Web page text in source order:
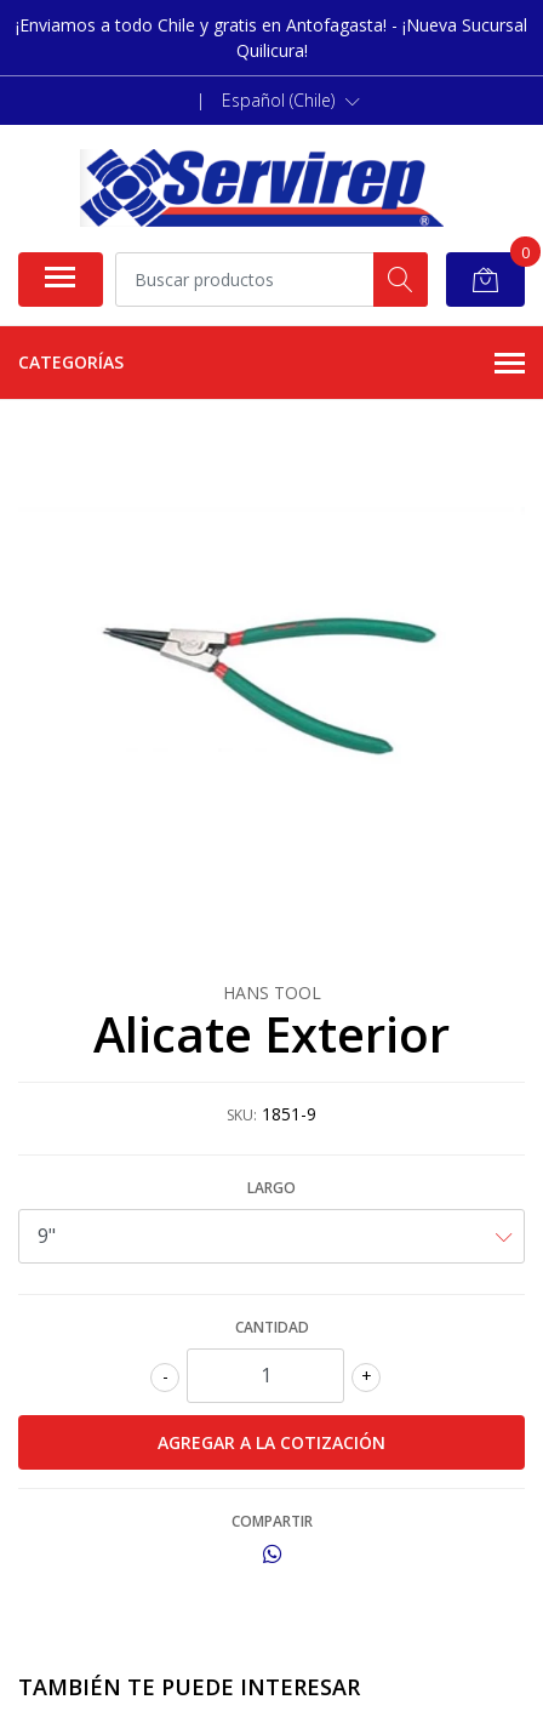
¡Enviamos a todo Chile y gratis en Antofagasta! - ¡Nueva Sucursal
Quilicura!
| Español (Chile)
0
CATEGORÍAS
HANS TOOL
Alicate Exterior
SKU: 1851-9
LARGO
CANTIDAD
+
-
COMPARTIR
TAMBIÉN TE PUEDE INTERESAR